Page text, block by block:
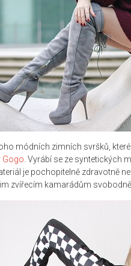
módních zimních svršků,
Gogo . Vyrábí se ze syntetických
je pochopitelně zdravotně
zvířecím kamarádům svobodně